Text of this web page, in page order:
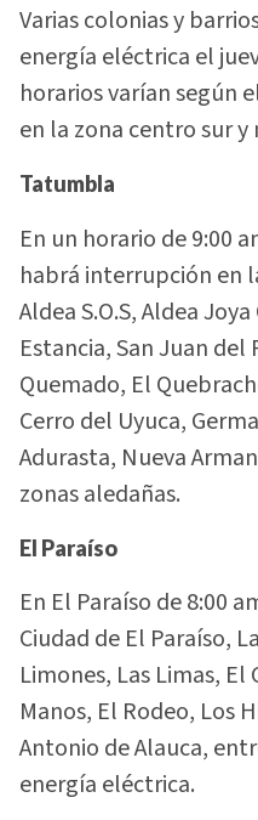
Varias colonias y
energía eléctrica el
horarios varían según
en la zona centro sur
Tatumbla
En un horario de 9:00
habrá interrupción en
Aldea S.O.S, Aldea
Estancia, San Juan del
Quemado, El
Cerro del Uyuca,
Adurasta, Nueva
zonas aledañas.
El Paraíso
En El Paraíso de 8:00
Ciudad de El Paraíso,
Limones, Las Limas, El
Manos, El Rodeo, Los
Antonio de Alauca,
energía eléctrica.